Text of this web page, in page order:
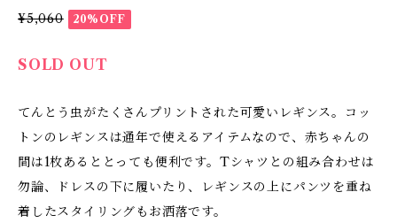
¥5,060 20%OFF
SOLD OUT
てんとう虫がたくさんプリントされた可愛いレギンス。コッ
トンのレギンスは通年で使えるアイテムなので、赤ちゃんの
間は1枚あるととっても便利です。Tシャツとの組み合わせは
勿論、ドレスの下に履いたり、レギンスの上にパンツを重ね
着したスタイリングもお洒落です。